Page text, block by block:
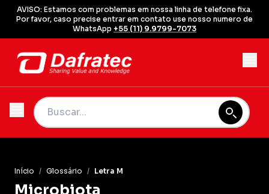
AVISO: Estamos com problemas em nossa linha de telefone fixa.
Por favor, caso precise entrar em contato use nosso numero de
WhatsApp +55 (11) 9.9799-7073
Início / Glossário / Letra M
Microbiota